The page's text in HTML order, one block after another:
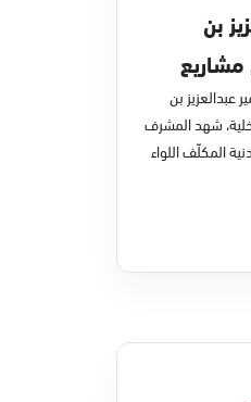
بن
عبدالعزيز بن
شهد المشرف
المكلّف اللواء